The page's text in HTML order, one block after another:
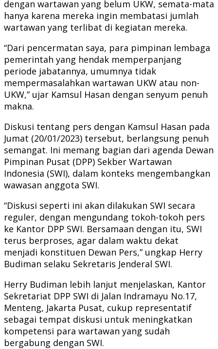
dengan wartawan yang belum UKW, semata-mata
hanya karena mereka ingin membatasi jumlah
wartawan yang terlibat di kegiatan mereka.
“Dari pencermatan saya, para pimpinan lembaga
pemerintah yang hendak memperpanjang
periode jabatannya, umumnya tidak
mempermasalahkan wartawan UKW atau non-
UKW,” ujar Kamsul Hasan dengan senyum penuh
makna.
Diskusi tentang pers dengan Kamsul Hasan pada
Jumat (20/01/2023) tersebut, berlangsung penuh
semangat. Ini memang bagian dari agenda Dewan
Pimpinan Pusat (DPP) Sekber Wartawan
Indonesia (SWI), dalam konteks mengembangkan
wawasan anggota SWI.
“Diskusi seperti ini akan dilakukan SWI secara
reguler, dengan mengundang tokoh-tokoh pers
ke Kantor DPP SWI. Bersamaan dengan itu, SWI
terus berproses, agar dalam waktu dekat
menjadi konstituen Dewan Pers,” ungkap Herry
Budiman selaku Sekretaris Jenderal SWI.
Herry Budiman lebih lanjut menjelaskan, Kantor
Sekretariat DPP SWI di Jalan Indramayu No.17,
Menteng, Jakarta Pusat, cukup representatif
sebagai tempat diskusi untuk meningkatkan
kompetensi para wartawan yang sudah
bergabung dengan SWI.